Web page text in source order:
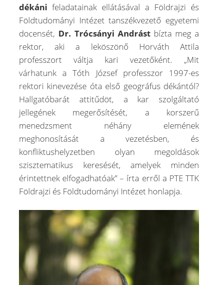
dékáni feladatainak ellátásával a Földrajzi és
Földtudományi Intézet tanszékvezető egyetemi
docensét, Dr. Trócsányi Andrást bízta meg a
rektor, aki a leköszönő Horváth Attila
professzort váltja kari vezetőként. „Mit
várhatunk a Tóth József professzor 1997-es
rektori kinevezése óta első geográfus dékántól?
Hallgatóbarát attitűdöt, a kar szolgáltató
jellegének megerősítését, a korszerű
menedzsment néhány elemének
meghonosítását a vezetésben, és
konfliktushelyzetben olyan megoldások
szisztematikus keresését, amelyek minden
érintettnek elfogadhatóak” – írta erről a PTE TTK
Földrajzi és Földtudományi Intézet honlapja.